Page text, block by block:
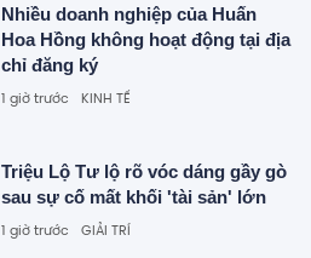
Nhiều doanh nghiệp của Huấn
Hoa Hồng không hoạt động tại địa
chỉ đăng ký
1 giờ trước KINH TẾ
Triệu Lộ Tư lộ rõ vóc dáng gầy gò
sau sự cố mất khối 'tài sản' lớn
1 giờ trước GIẢI TRÍ